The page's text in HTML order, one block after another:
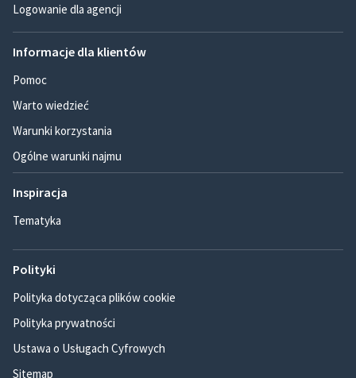
Logowanie dla agencji
Informacje dla klientów
Pomoc
Warto wiedzieć
Warunki korzystania
Ogólne warunki najmu
Inspiracja
Tematyka
Polityki
Polityka dotycząca plików cookie
Polityka prywatności
Ustawa o Usługach Cyfrowych
Sitemap